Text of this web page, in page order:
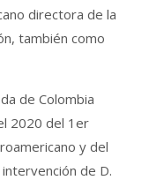
directora de la
también como
de Colombia
2020 del 1er
y del
de D.